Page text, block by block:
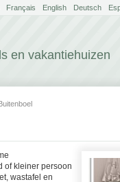
en vakantiehuizen
Français English Deutsch
of kleiner persoon
wastafel en